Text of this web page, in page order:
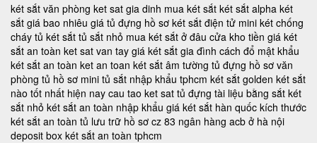
két sắt văn phòng ket sat gia dinh mua két sắt két sắt alpha két
sắt giá bao nhiêu giá tủ đựng hồ sơ két sắt điện tử mini két chống
cháy tủ két sắt tủ sắt nhỏ mua két sắt ở đâu cửa kho tiền giá két
sắt an toàn ket sat van tay giá két sắt gia đình cách đổ mật khẩu
két sắt an toàn ket an toan két sắt âm tường tủ đựng hồ sơ văn
phòng tủ hồ sơ mini tủ sắt nhập khẩu tphcm két sắt golden két sắt
nào tốt nhất hiện nay cau tao ket sat tủ đựng tài liệu bằng sắt két
sắt nhỏ két sắt an toàn nhập khẩu giá két sắt hàn quốc kích thước
két sắt an toàn tủ lưu trữ hồ sơ cz 83 ngân hàng acb ở hà nội
deposit box két sắt an toàn tphcm